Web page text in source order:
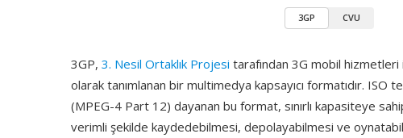
3GP CVU
3GP, 3. Nesil Ortaklık Projesi tarafından 3G mobil
olarak tanımlanan bir multimedya kapsayıcı formatıdır. ISO
(MPEG-4 Part 12) dayanan bu format, sınırlı kapasiteye
verimli şekilde kaydedebilmesi, depolayabilmesi ve